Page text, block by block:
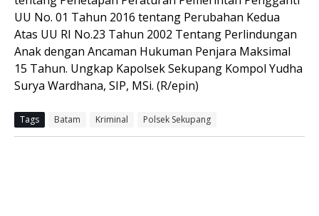
UU No. 01 Tahun 2016 tentang Perubahan Kedua
Atas UU RI No.23 Tahun 2002 Tentang Perlindungan
Anak dengan Ancaman Hukuman Penjara Maksimal
15 Tahun. Ungkap Kapolsek Sekupang Kompol Yudha
Surya Wardhana, SIP, MSi. (R/epin)
Tags Batam Kriminal Polsek Sekupang